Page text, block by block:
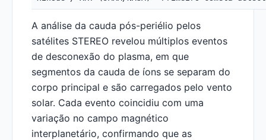
A análise da cauda pós-periélio pelos
satélites STEREO revelou múltiplos eventos
de desconexão do plasma, em que
segmentos da cauda de íons se separam do
corpo principal e são carregados pelo vento
solar. Cada evento coincidiu com uma
variação no campo magnético
interplanetário, confirmando que as